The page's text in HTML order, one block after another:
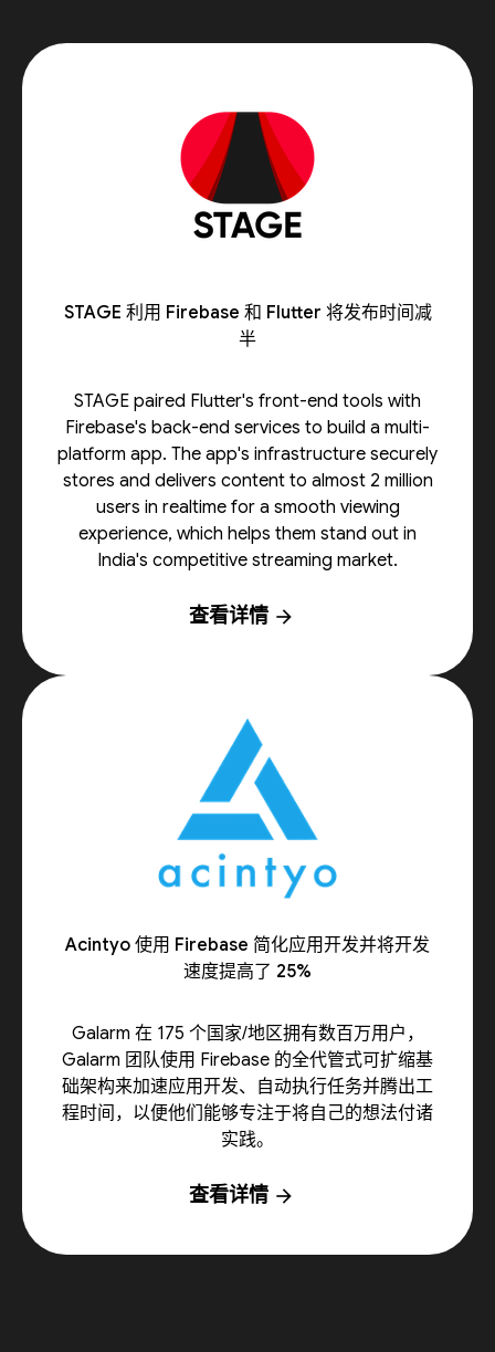
STAGE 利用 Firebase 和 Flutter 将发布时间减
半
STAGE paired Flutter's front-end tools with
Firebase's back-end services to build a multi-
platform app. The app's infrastructure securely
stores and delivers content to almost 2 million
users in realtime for a smooth viewing
experience, which helps them stand out in
India's competitive streaming market.
查看详情 arrow_forward
Acintyo 使用 Firebase 简化应用开发并将开发
速度提高了 25%
Galarm 在 175 个国家/地区拥有数百万用户，
Galarm 团队使用 Firebase 的全代管式可扩缩基
础架构来加速应用开发、自动执行任务并腾出工
程时间，以便他们能够专注于将自己的想法付诸
实践。
查看详情 arrow_forward